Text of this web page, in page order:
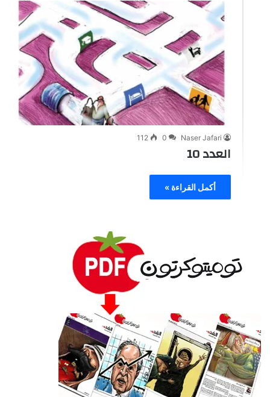
Naser Jafari
0
112
العدد 10
أكمل القراءة »